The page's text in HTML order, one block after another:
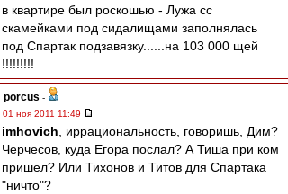
в квартире был роскошью - Лужа сс
скамейками под сидалищами заполнялась
под Спартак подзавязку......на 103 000 щей
!!!!!!!!!
porcus -
01 ноя 2011 11:49
imhovich , иррациональность, говоришь, Дим?
Черчесов, куда Егора послал? А Тиша при ком
пришел? Или Тихонов и Титов для Спартака
"ничто"?